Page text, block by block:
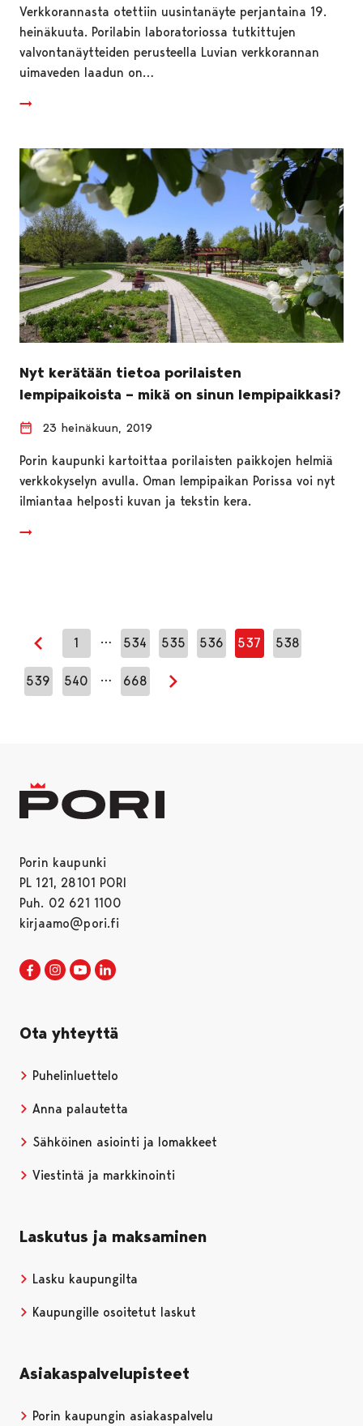
Verkkorannasta otettiin uusintanäyte perjantaina 19.
heinäkuuta. Porilabin laboratoriossa tutkittujen
valvontanäytteiden perusteella Luvian verkkorannan
uimaveden laadun on…
Nyt kerätään tietoa porilaisten
lempipaikoista – mikä on sinun lempipaikkasi?
23 heinäkuun, 2019
Porin kaupunki kartoittaa porilaisten paikkojen helmiä
verkkokyselyn avulla. Oman lempipaikan Porissa voi nyt
ilmiantaa helposti kuvan ja tekstin kera.
Edellinen sivu
1 … 534 535 536 537 538
539 540 … 668
Seuraava sivu
Porin kaupunki
PL 121, 28101 PORI
Puh. 02 621 1100
kirjaamo@pori.fi
Porin kaupunki Facebookissa
Avautuu uudessa välilehdessä
Porin kaupunki Instagramissa
Avautuu uudessa välilehdessä
Porin kaupunki Youtubessa
Avautuu uudessa välilehdessä
Ota yhteyttä
Puhelinluettelo
Anna palautetta
Sähköinen asiointi ja lomakkeet
Viestintä ja markkinointi
Laskutus ja maksaminen
Lasku kaupungilta
Kaupungille osoitetut laskut
Asiakaspalvelupisteet
Porin kaupungin asiakaspalvelu